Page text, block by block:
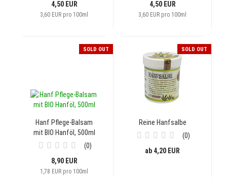
4,50 EUR
3,60 EUR pro 100ml
4,50 EUR
3,60 EUR pro 100ml
SOLD OUT
Hanf Pflege-Balsam
mit BIO Hanföl, 500ml
0
8,90 EUR
1,78 EUR pro 100ml
SOLD OUT
Reine Hanfsalbe
0
ab 4,20 EUR